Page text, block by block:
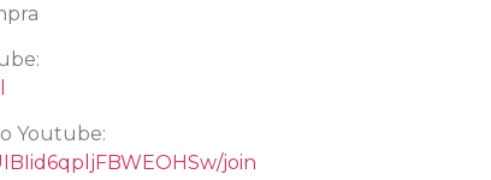
Youtube:
join